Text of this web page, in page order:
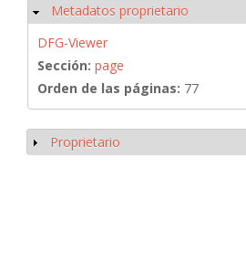
Ocultar
Metadatos proprietario
DFG-Viewer
Sección: page
Orden de las páginas: 77
Mostrar
Proprietario